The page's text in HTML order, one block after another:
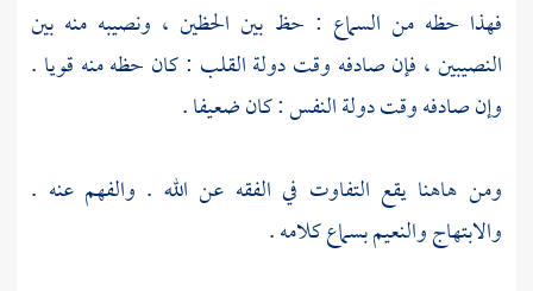
فهذا حظه من السماع : حظ بين الحظين ، ونصيبه منه بين
النصيبين ، فإن صادفه وقت دولة القلب : كان حظه منه قويا .
وإن صادفه وقت دولة النفس : كان ضعيفا .
ومن هاهنا يقع التفاوت في الفقه عن الله . والفهم عنه .
والابتهاج والنعيم بسماع كلامه .